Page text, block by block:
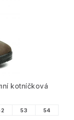
kotníčková
53 54